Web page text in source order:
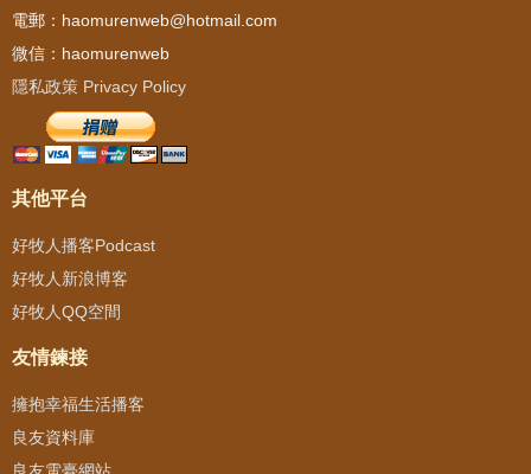
電郵：haomurenweb@hotmail.com
微信：haomurenweb
隱私政策 Privacy Policy
其他平台
好牧人播客Podcast
好牧人新浪博客
好牧人QQ空間
友情鍊接
擁抱幸福生活播客
良友資料庫